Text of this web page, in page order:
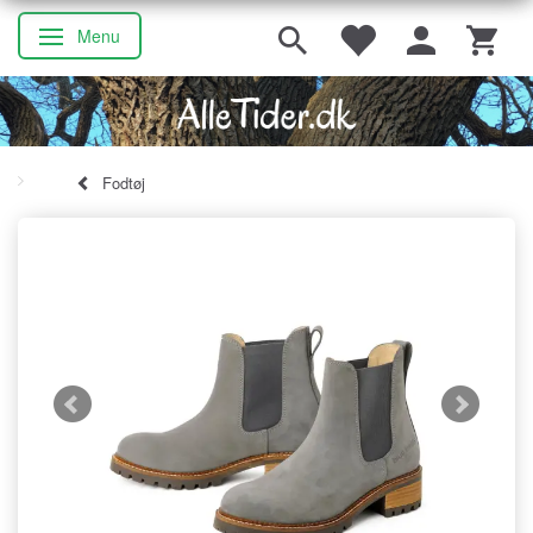
Skifte navigation
Menu
Fodtøj